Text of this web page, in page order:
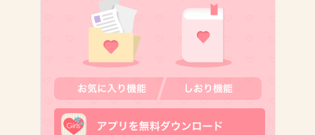
+31
2013/07/02(火) 02:41:03
一年に一度100万以上lotoで当たって欲しい